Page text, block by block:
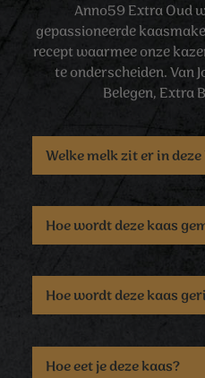
Anno59 Extra Oud
gepassioneerde
recept waarmee onze
te onderscheiden. Van
Belegen, Extra
Welke melk zit er in
Hoe wordt deze kaas
Hoe wordt deze kaas
Hoe eet je deze kaas?